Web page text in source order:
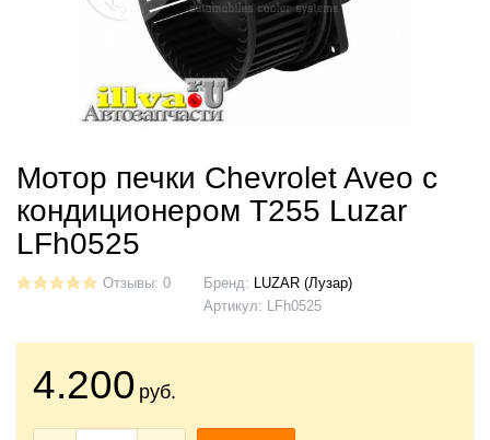
Мотор печки Chevrolet Aveo с
кондиционером T255 Luzar
LFh0525
Отзывы: 0 Бренд: LUZAR (Лузар)
Артикул: LFh0525
4.200 руб.